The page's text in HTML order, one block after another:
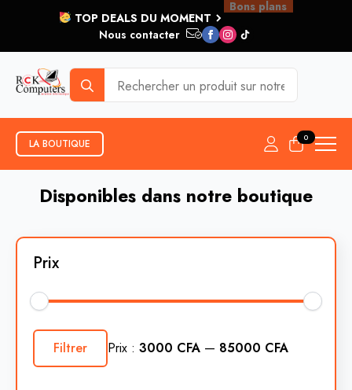
TOP DEALS DU MOMENT
et plus...
Nous contacter
Search
for:
LA BOUTIQUE 0
Disponibles dans notre boutique
Prix
Prix
Prix
Filtrer Prix : 3000 CFA — 85000 CFA